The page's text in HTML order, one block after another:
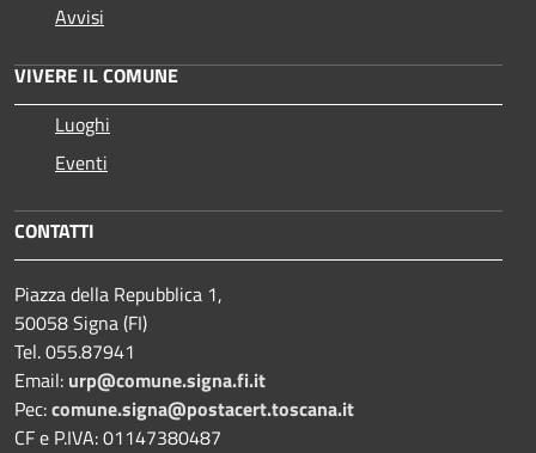
Avvisi
VIVERE IL COMUNE
Luoghi
Eventi
CONTATTI
Piazza della Repubblica 1,
50058 Signa (FI)
Tel. 055.87941
Email: urp@comune.signa.fi.it
Pec:comune.signa@postacert.toscana.it
CF e P.IVA: 01147380487